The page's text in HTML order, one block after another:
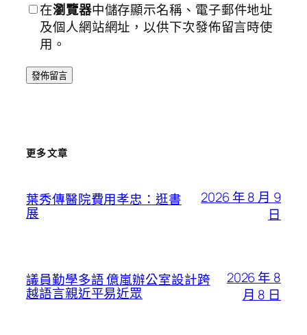
在瀏覽器中儲存顯示名稱、電子郵件地址
及個人網站網址，以供下次發佈留言時使
用。
更多文章
葉秀傳醫院費用孝忠：逛書
展
2026 年 8 月 9
日
議員勤學多語 億嵐辦公室設計跨
越語言親近平易近眾
2026 年 8
月 8 日